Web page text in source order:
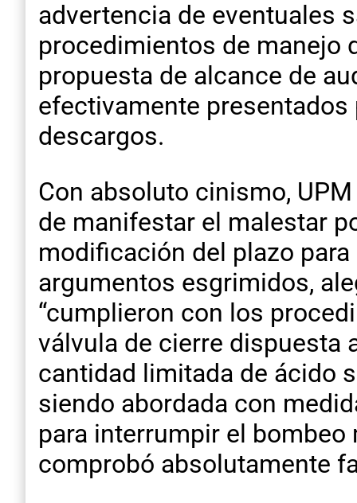
advertencia de eventuales
procedimientos de manejo
propuesta de alcance de
efectivamente presentados
descargos.
Con absoluto cinismo,
de manifestar el malestar
modificación del plazo
argumentos esgrimidos,
“cumplieron con los
válvula de cierre dispuesta
cantidad limitada de ácido
siendo abordada con
para interrumpir el
comprobó absolutamente